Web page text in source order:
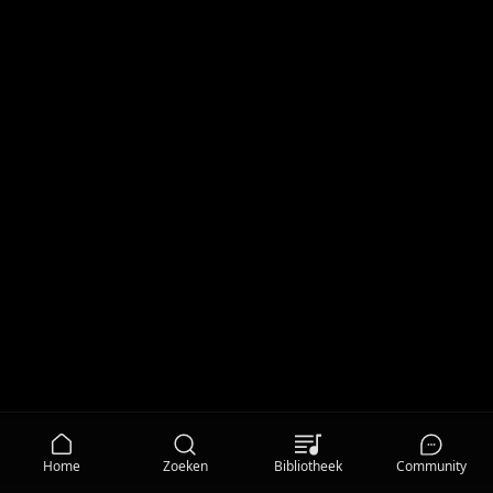
Home Zoeken Bibliotheek Community